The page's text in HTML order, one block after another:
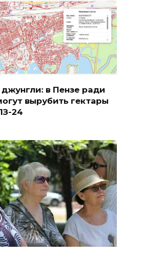
в Пензе ради
вырубить гектары
24